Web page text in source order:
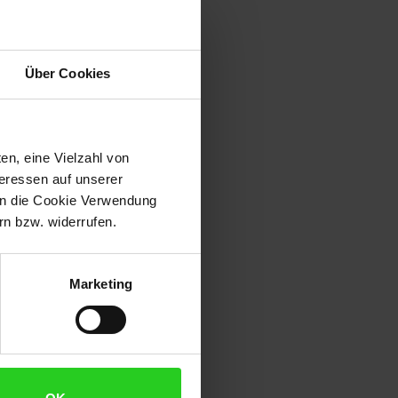
Über Cookies
eine Vielzahl von
auf unserer
die Cookie Verwendung
bzw. widerrufen.
Marketing
gestalten möchte. Diese
optimale Raumnutzung. Mit
zu einem Ort, an dem Sie